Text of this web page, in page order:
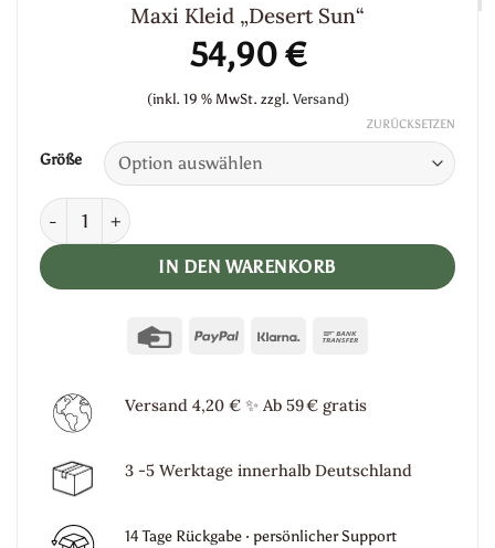
Maxi Kleid „Desert Sun“
54,90€
(inkl. 19 % MwSt. zzgl. Versand)
Größe
ZURÜCKSETZEN
Maxi Kleid „Desert Sun" Menge
IN DEN WARENKORB
Credit PayPal Klarna
Versand 4,20 € ✨Ab 59 € gratis
3 -5 Werktage innerhalb Deutschland
14 Tage Rückgabe · persönlicher Support